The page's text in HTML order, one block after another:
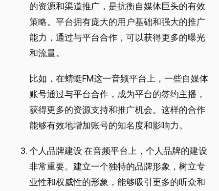
的资源和渠道推广，是抗衡自媒体巨头的有效
策略。平台拥有庞大的用户基础和强大的推广
能力，通过与平台合作，可以获得更多的曝光
和流量。
比如，在蜻蜓FM这一音频平台上，一些自媒体
账号通过与平台合作，成为平台的签约主播，
获得更多的资源支持和推广机会。这样的合作
能够有效地增加账号的知名度和影响力。
个人品牌建设 在音频平台上，个人品牌的建设
非常重要。建立一个独特的品牌形象，树立专
业性和权威性的形象，能够吸引更多的听众和